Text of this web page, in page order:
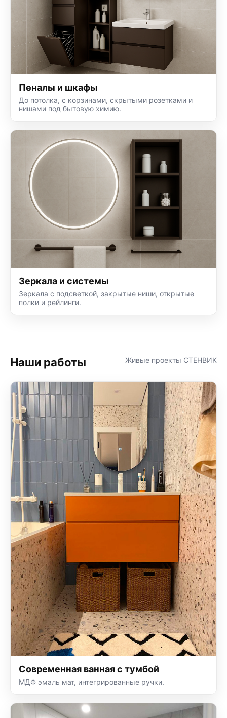
Пеналы и шкафы
До потолка, с корзинами, скрытыми розетками и
нишами под бытовую химию.
Зеркала и системы
Зеркала с подсветкой, закрытые ниши, открытые
полки и рейлинги.
Наши работы Живые проекты СТЕНВИК
Современная ванная с тумбой
МДФ эмаль мат, интегрированные ручки.